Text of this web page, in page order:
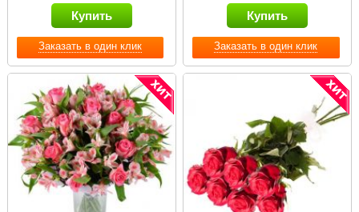
Заказать в один клик
Купить
Заказать в один клик
Купить